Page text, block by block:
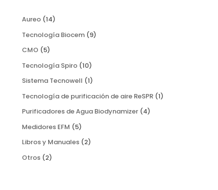
Aureo 1414
productos
Tecnología Biocem 99
CMO 55
productos
Tecnología Spiro 1010
productos
Sistema Tecnowell 11
producto
Tecnología de purificación de aire ReSPR 11
Purificadores de Agua Biodynamizer 44
Medidores EFM 55
productos
Libros y Manuales 22
Otros 22